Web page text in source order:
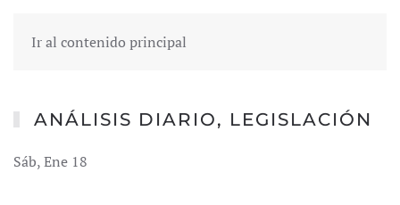
Ir al contenido principal
ANÁLISIS DIARIO, LEGISLACIÓN
Sáb, Ene 18